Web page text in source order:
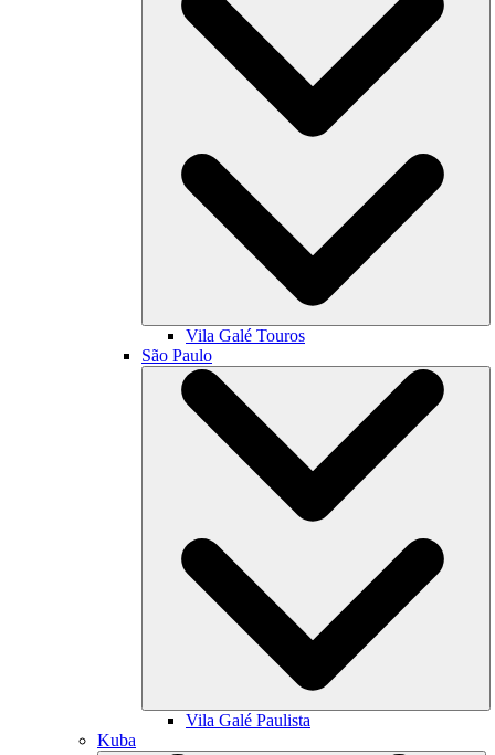
Vila Galé Touros
São Paulo
Vila Galé Paulista
Kuba